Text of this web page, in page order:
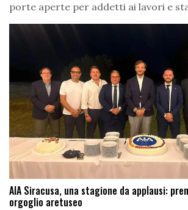
porte aperte per addetti ai lavori e
AIA Siracusa, una stagione da applausi:
orgoglio aretuseo